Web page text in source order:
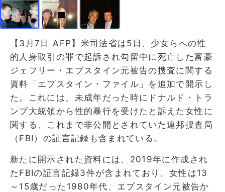
【3月7日 AFP】米司法省は5日、少女らへの性
的人身取引の罪で起訴され勾留中に死亡した富豪
ジェフリー・エプスタイン元被告の捜査に関する
資料「エプスタイン・ファイル」を追加で開示し
た。これには、未成年だった時にドナルド・トラ
ンプ大統領から性的暴行を受けたと訴えた女性に
関する、これまで非公開とされていた連邦捜査局
（FBI）の証言記録も含まれている。
新たに開示された資料には、2019年に作成され
たFBIの証言記録3件が含まれており、女性は13
～15歳だった1980年代、エプスタイン元被告か